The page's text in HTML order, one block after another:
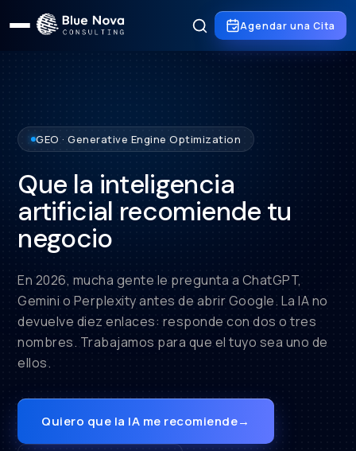
Agendar una Cita
GEO · Generative Engine Optimization
Que la inteligencia
artificial recomiende tu
negocio
En 2026, mucha gente le pregunta a ChatGPT,
Gemini o Perplexity antes de abrir Google. La IA no
devuelve diez enlaces: responde con dos o tres
nombres. Trabajamos para que el tuyo sea uno de
ellos.
Quiero que la IA me recomiende→